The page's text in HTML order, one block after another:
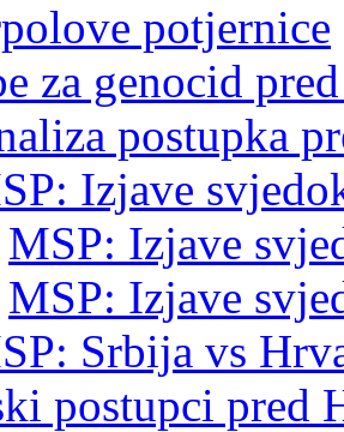
potjernice
za genocid
postupka
Izjave
MSP: Izjave
MSP: Izjave
Srbija vs
postupci pred